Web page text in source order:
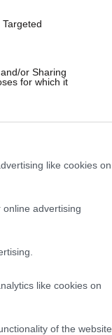
or Sharing
for which it
like cookies on
advertising
like cookies on
of the website
να